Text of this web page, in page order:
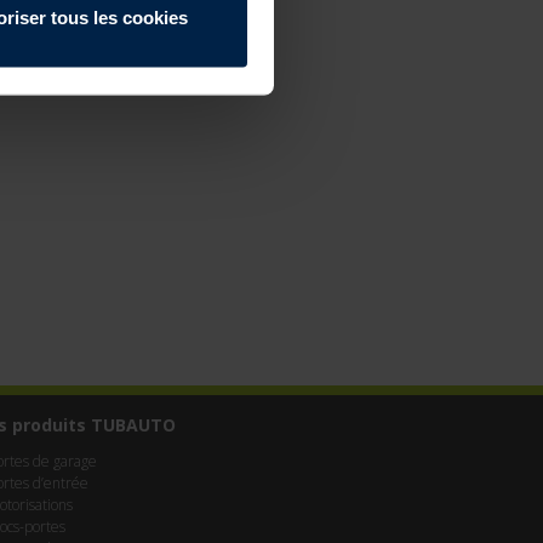
tous les cookies
produits TUBAUTO
de garage
d’entrée
portes